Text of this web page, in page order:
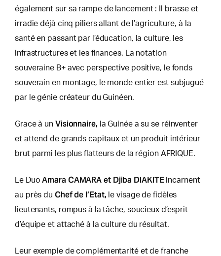
également sur sa rampe de lancement : Il brasse et
irradie déjà cinq piliers allant de l’agriculture, à la
santé en passant par l’éducation, la culture, les
infrastructures et les finances. La notation
souveraine B+ avec perspective positive, le fonds
souverain en montage, le monde entier est subjugué
par le génie créateur du Guinéen.
Grace à un Visionnaire, la Guinée a su se réinventer
et attend de grands capitaux et un produit intérieur
brut parmi les plus flatteurs de la région AFRIQUE.
Le DuoAmara CAMARA et Djiba DIAKITE incarnent
au près du Chef de l’Etat, le visage de fidèles
lieutenants, rompus à la tâche, soucieux d’esprit
d’équipe et attaché à la culture du résultat.
Leur exemple de complémentarité et de franche